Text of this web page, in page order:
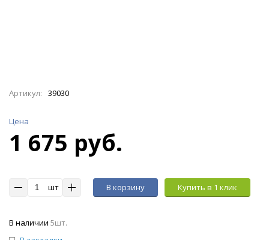
Артикул: 39030
Цена
1 675 руб.
шт В корзину Купить в 1 клик
В наличии 5шт.